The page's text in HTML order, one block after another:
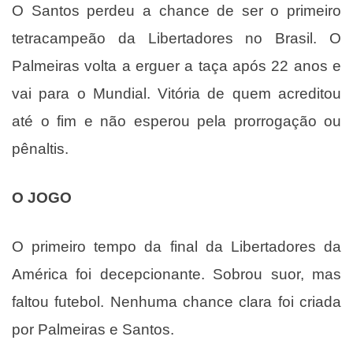
O Santos perdeu a chance de ser o primeiro
tetracampeão da Libertadores no Brasil. O
Palmeiras volta a erguer a taça após 22 anos e
vai para o Mundial. Vitória de quem acreditou
até o fim e não esperou pela prorrogação ou
pênaltis.
O JOGO
O primeiro tempo da final da Libertadores da
América foi decepcionante. Sobrou suor, mas
faltou futebol. Nenhuma chance clara foi criada
por Palmeiras e Santos.